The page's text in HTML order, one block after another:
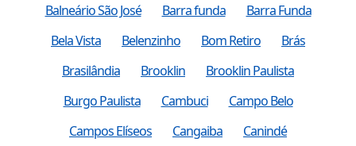
Balneário São José
Barra funda
Barra Funda
Bela Vista
Belenzinho Bom Retiro
Brás
Brasilândia
Brooklin
Brooklin Paulista
Burgo Paulista
Cambuci
Campo Belo
Campos Elíseos
Cangaiba
Canindé